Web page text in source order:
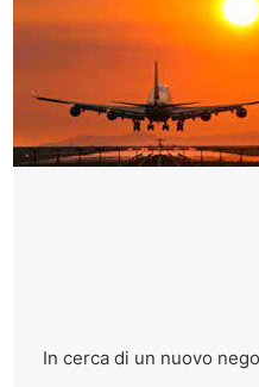
In cerca di un nuovo